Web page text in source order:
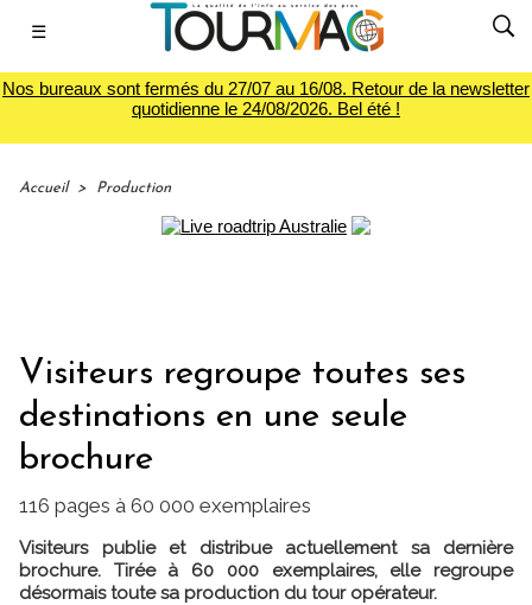
☰
Nos bureaux sont fermés du 27/07 au 16/08. Retour de la newsletter
quotidienne le 24/08/2026. Bel été !
Accueil > Production
Visiteurs regroupe toutes ses
destinations en une seule
brochure
116 pages à 60 000 exemplaires
Visiteurs publie et distribue actuellement sa dernière
brochure. Tirée à 60 000 exemplaires, elle regroupe
désormais toute sa production du tour opérateur.